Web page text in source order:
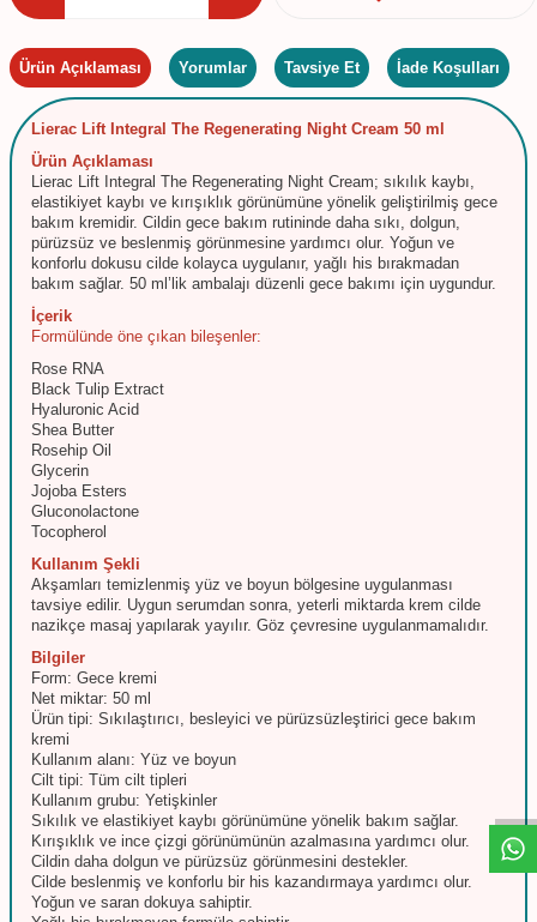
Ürün Açıklaması Yorumlar Tavsiye Et İade Koşulları
Lierac Lift Integral The Regenerating Night Cream 50 ml
Ürün Açıklaması
Lierac Lift Integral The Regenerating Night Cream; sıkılık kaybı,
elastikiyet kaybı ve kırışıklık görünümüne yönelik geliştirilmiş gece
bakım kremidir. Cildin gece bakım rutininde daha sıkı, dolgun,
pürüzsüz ve beslenmiş görünmesine yardımcı olur. Yoğun ve
konforlu dokusu cilde kolayca uygulanır, yağlı his bırakmadan
bakım sağlar. 50 ml’lik ambalajı düzenli gece bakımı için uygundur.
İçerik
Formülünde öne çıkan bileşenler:
Rose RNA
Black Tulip Extract
Hyaluronic Acid
Shea Butter
Rosehip Oil
Glycerin
Jojoba Esters
Gluconolactone
Tocopherol
Kullanım Şekli
Akşamları temizlenmiş yüz ve boyun bölgesine uygulanması
tavsiye edilir. Uygun serumdan sonra, yeterli miktarda krem cilde
nazikçe masaj yapılarak yayılır. Göz çevresine uygulanmamalıdır.
Bilgiler
Form: Gece kremi
Net miktar: 50 ml
Ürün tipi: Sıkılaştırıcı, besleyici ve pürüzsüzleştirici gece bakım
kremi
Kullanım alanı: Yüz ve boyun
Cilt tipi: Tüm cilt tipleri
Kullanım grubu: Yetişkinler
Sıkılık ve elastikiyet kaybı görünümüne yönelik bakım sağlar.
Kırışıklık ve ince çizgi görünümünün azalmasına yardımcı olur.
Cildin daha dolgun ve pürüzsüz görünmesini destekler.
Cilde beslenmiş ve konforlu bir his kazandırmaya yardımcı olur.
Yoğun ve saran dokuya sahiptir.